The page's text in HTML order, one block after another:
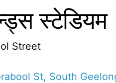
स्टेडियम
Street
St, South